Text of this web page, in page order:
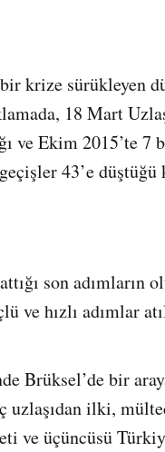
krize sürükleyen
18 Mart
ve Ekim 2015’te 7
43’e
son adımların
hızlı adımlar
Brüksel’de bir
uzlaşıdan ilki,
ve üçüncüsü